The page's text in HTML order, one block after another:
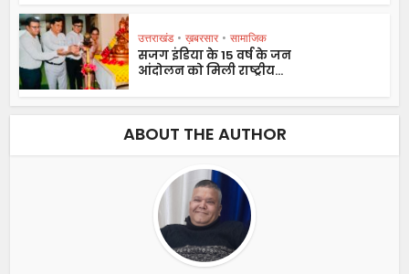
उत्तराखंड • ख़बरसार • सामाजिक
सजग इंडिया के 15 वर्ष के जन
आंदोलन को मिली राष्ट्रीय...
ABOUT THE AUTHOR